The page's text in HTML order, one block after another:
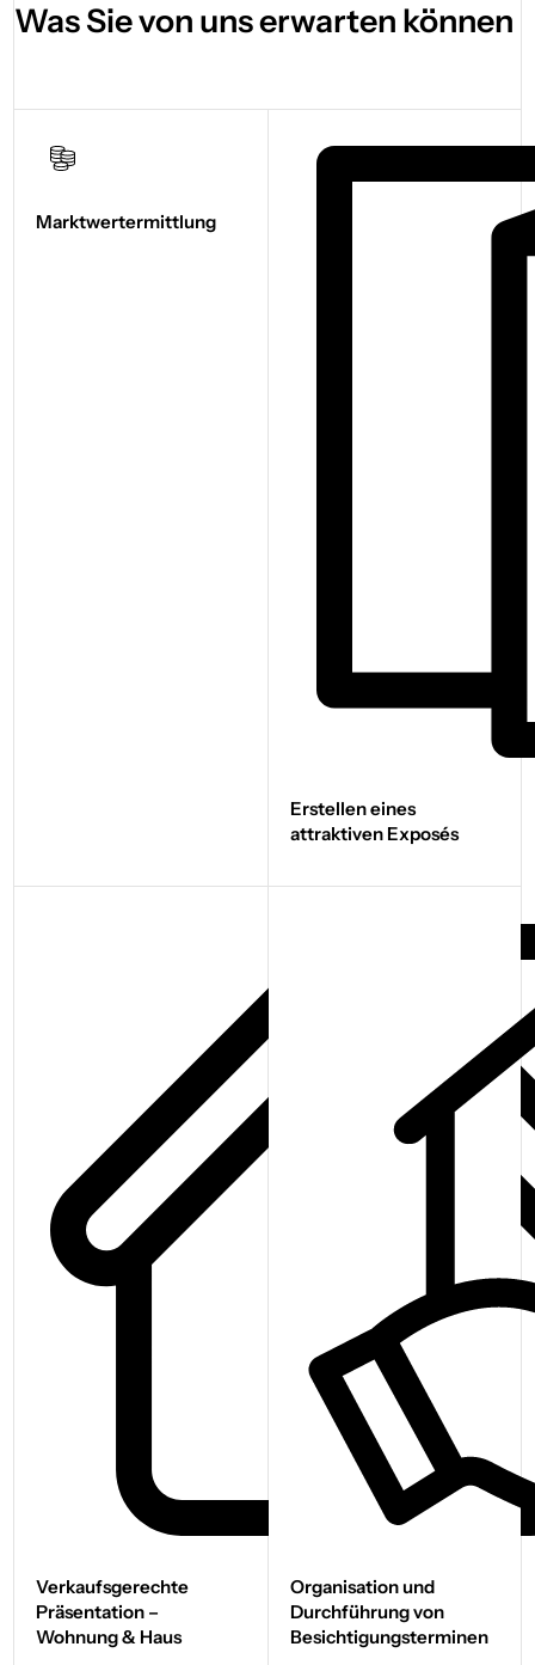
Was Sie von uns erwarten können
Marktwert­ermittlung
Erstellen eines
attraktiven Exposés
Verkaufs­gerechte
Präsentation –
Wohnung & Haus
Organisation und
Durchführung von
Besichtigungs­terminen